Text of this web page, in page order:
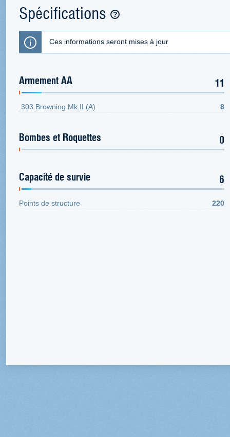
Spécifications
Ces informations seront mises à jour
Armement AA 11
.303 Browning Mk.II (A) 8
Bombes et Roquettes 0
Capacité de survie 6
Points de structure 220